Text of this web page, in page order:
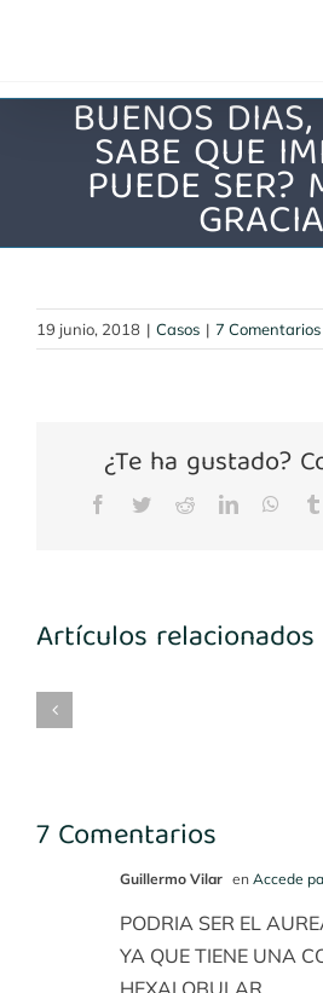
BUENOS
SABE QUE
PUEDE SER?
19 junio, 2018 | Casos | 7 Comentarios
¿Te ha gustado?
Facebook
TwitterRedditLinkedIn
Artículos relacionados
7 Comentarios
Guillermo Vilar en Accede
PODRIA SER EL
YA QUE TIENE UNA
HEXALOBULAR